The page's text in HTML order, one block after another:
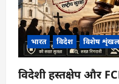
भारत विदेश विशेष
विदेशी हस्तक्षेप और